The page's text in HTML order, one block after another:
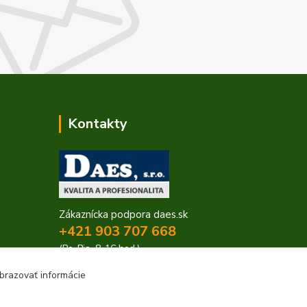
Kontakty
Zákaznícka podpora daes.sk
+421 903 707 668
(Po-Pia, 8-16 hod.)
obchod@daes.sk
informácie